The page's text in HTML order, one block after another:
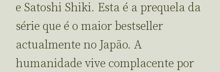
e Satoshi Shiki. Esta é a prequela da
série que é o maior bestseller
actualmente no Japão. A
humanidade vive complacente por